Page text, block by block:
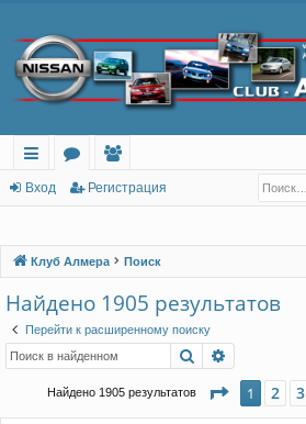
с
лк
о
м
ол
ов
ел
и
Вход Регистрация
Клуб Алмера Поиск
Найдено 1905 результатов
Перейти к расширенному поиску
Поиск
Найдено 1905 результатов Страница
1 2 3